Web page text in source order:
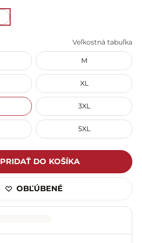
Veľkostná tabuľka
M
XL
3XL
5XL
PRIDAŤ DO KOŠÍKA
OBĽÚBENÉ